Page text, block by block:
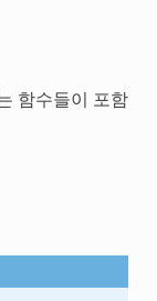
함수들이 포함